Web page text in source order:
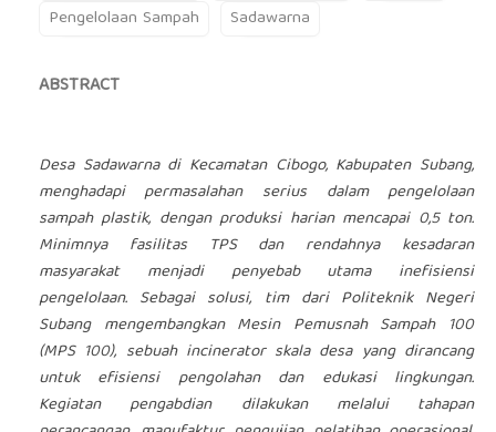
Pengelolaan Sampah
Sadawarna
ABSTRACT
Desa Sadawarna di Kecamatan Cibogo, Kabupaten Subang,
menghadapi permasalahan serius dalam pengelolaan
sampah plastik, dengan produksi harian mencapai 0,5 ton.
Minimnya fasilitas TPS dan rendahnya kesadaran
masyarakat menjadi penyebab utama inefisiensi
pengelolaan. Sebagai solusi, tim dari Politeknik Negeri
Subang mengembangkan Mesin Pemusnah Sampah 100
(MPS 100), sebuah incinerator skala desa yang dirancang
untuk efisiensi pengolahan dan edukasi lingkungan.
Kegiatan pengabdian dilakukan melalui tahapan